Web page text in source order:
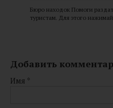
Бюро находок Помоги
туристам. Для этого
Добавить
Имя *